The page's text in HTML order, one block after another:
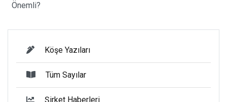
Önemli?
Köşe Yazıları
Tüm Sayılar
Şirket Haberleri